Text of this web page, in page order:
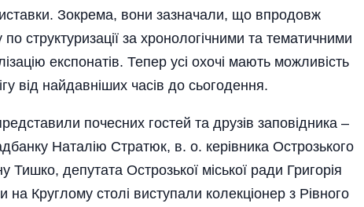
Зокрема, вони зазначали, що впродовж
структуризації за хронологічними та тематичними
експонатів. Тепер усі охочі мають можливість
від найдавніших часів до сьогодення.
почесних гостей та друзів заповідника –
Наталію Стратюк, в. о. керівника Острозького
Тишко, депутата Острозької міської ради Григорія
Круглому столі виступали колекціонер з Рівного